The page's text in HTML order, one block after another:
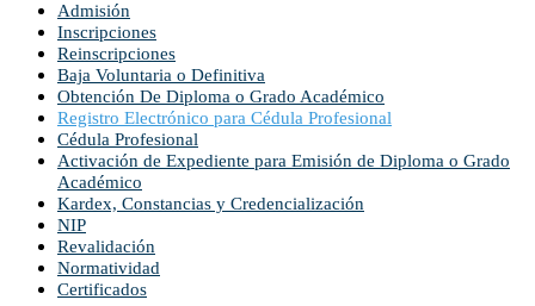
Admisión
Inscripciones
Reinscripciones
Baja Voluntaria o Definitiva
Obtención De Diploma o Grado Académico
Registro Electrónico para Cédula Profesional
Cédula Profesional
Activación de Expediente para Emisión de Diploma o Grado
Académico
Kardex, Constancias y Credencialización
NIP
Revalidación
Normatividad
Certificados